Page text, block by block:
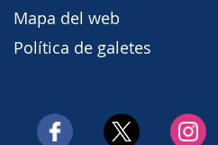
Mapa del web
Política de galetes